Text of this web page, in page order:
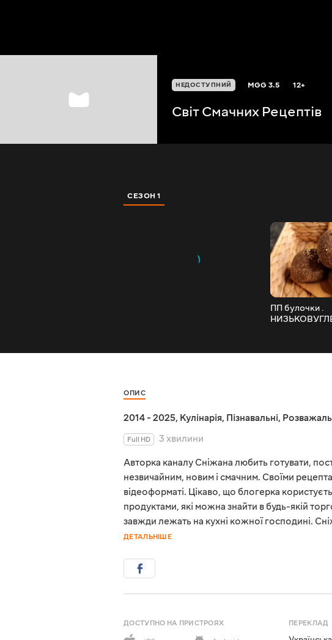
НЕДОСТУПНИЙ MGG3.5 12+
Світ Смачних Рецептів
СЕЗОН 1
ПП булочки .
ОПИС
2014 - 2025, Кулінарія, Пізнавальні,
Full HD
3 хвилини
Авторка каналу Сніжана любить готувати,
незвичайним, новим і смачним. Своїми
відеоформаті. Цікаво, що блогерка
продуктами, які можна знайти в будь-якій
завжди лежать на кухні кожної господині.
ДЕТАЛЬНІШЕ
ДОСТУПНО НА ПРИСТРОЯХ
ПЕРЕКЛАД